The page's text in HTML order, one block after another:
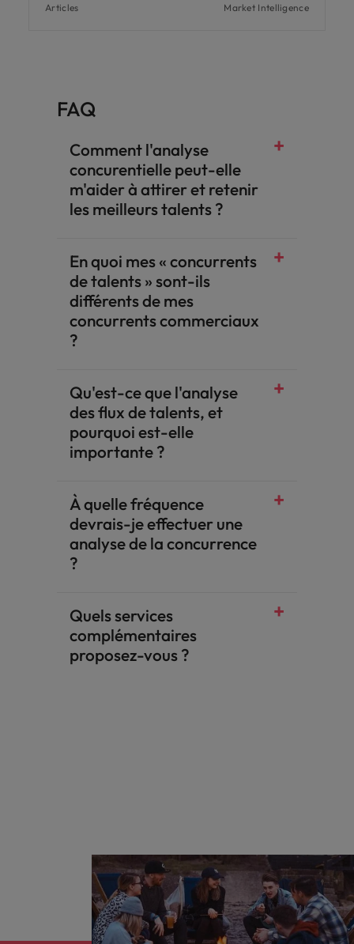
Articles Market Intelligence
FAQ
Comment l'analyse
concurentielle peut-elle
m'aider à attirer et retenir
les meilleurs talents ?
En quoi mes « concurrents
de talents » sont-ils
différents de mes
concurrents commerciaux
?
Qu'est-ce que l'analyse
des flux de talents, et
pourquoi est-elle
importante ?
À quelle fréquence
devrais-je effectuer une
analyse de la concurrence
?
Quels services
complémentaires
proposez-vous ?